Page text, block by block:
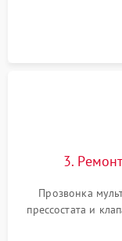
крестовины
3.
Прозвонка
прессостата и